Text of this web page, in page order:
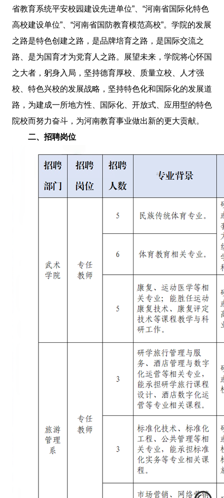
省教育系统平安校园建设先进单位”、“河南省国际化特色
高校建设单位”、“河南省国防教育模范高校”。学院的发展
之路是特色创建之路，是品牌培育之路，是国际交流之
路、是为国育才为党育人之路。展望未来，学院将心怀国
之大者，躬身入局，坚持德育厚校、质量立校、人才强
校、特色兴校的发展战略，坚持特色化和国际化的发展道
路，为建成一所地方性、国际化、开放式、应用型的特色
院校而努力奋斗，为河南教育事业做出新的更大贡献。
二、招聘岗位